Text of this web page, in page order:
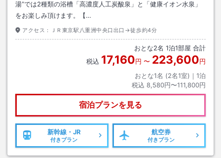
湯”では2種類の浴槽「高濃度人工炭酸泉」と「健康イオン水泉」
をお楽しみ頂けます。【…
アクセス： ＪＲ東京駅八重洲中央口出口→徒歩約4分
おとな2名 1泊1部屋 合計
税込 17,160円 〜 223,600円
おとな1名 (2名1室)｜ 1泊
税込 8,580円〜111,800円
宿泊プランを見る
新幹線・JR
付きプラン
航空券
付きプラン